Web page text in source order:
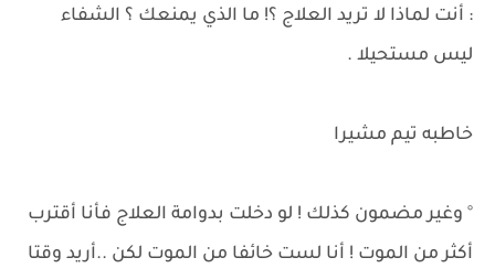
: أنت لماذا لا تريد العلاج ؟! ما الذي يمنعك ؟ الشفاء
ليس مستحيلا .
خاطبه تيم مشيرا
° وغير مضمون كذلك ! لو دخلت بدوامة العلاج فأنا أقترب
أكثر من الموت ! أنا لست خائفا من الموت لكن ..أريد وقتا